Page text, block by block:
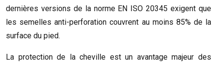
dernières versions de la norme EN ISO 20345 exigent que
les semelles anti-perforation couvrent au moins 85% de la
surface du pied.
La protection de la cheville est un avantage majeur des